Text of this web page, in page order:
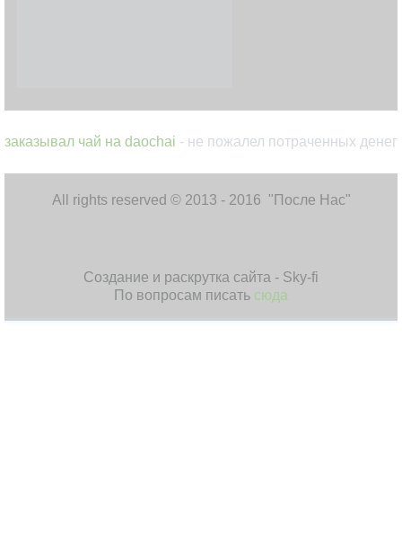
заказывал чай на daochai - не пожалел потраченных денег
All rights reserved © 2013 - 2016 "После Нас"
Создание и раскрутка сайта - Sky-fi
По вопросам писать сюда